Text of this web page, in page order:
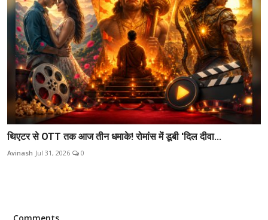
थिएटर से OTT तक आज तीन धमाके! रोमांस में डूबी 'दिल दीवा...
Avinash Jul 31, 2026 0